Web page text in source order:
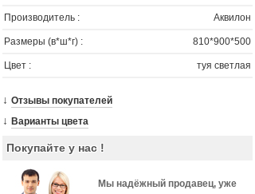
Производитель : Аквилон
Размеры (в*ш*г) : 810*900*500
Цвет : туя светлая
↓ Отзывы покупателей
↓ Варианты цвета
Покупайте у нас !
Мы надёжный продавец, уже